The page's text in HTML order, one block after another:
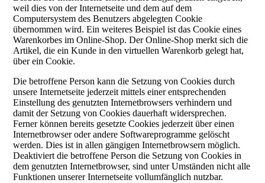
weil dies von der Internetseite und dem auf dem
Computersystem des Benutzers abgelegten Cookie
übernommen wird. Ein weiteres Beispiel ist das Cookie eines
Warenkorbes im Online-Shop. Der Online-Shop merkt sich die
Artikel, die ein Kunde in den virtuellen Warenkorb gelegt hat,
über ein Cookie.
Die betroffene Person kann die Setzung von Cookies durch
unsere Internetseite jederzeit mittels einer entsprechenden
Einstellung des genutzten Internetbrowsers verhindern und
damit der Setzung von Cookies dauerhaft widersprechen.
Ferner können bereits gesetzte Cookies jederzeit über einen
Internetbrowser oder andere Softwareprogramme gelöscht
werden. Dies ist in allen gängigen Internetbrowsern möglich.
Deaktiviert die betroffene Person die Setzung von Cookies in
dem genutzten Internetbrowser, sind unter Umständen nicht alle
Funktionen unserer Internetseite vollumfänglich nutzbar.